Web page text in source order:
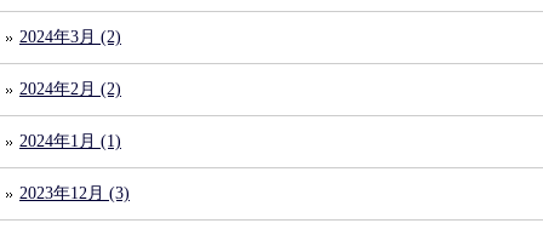
2024年3月 (2)
2024年2月 (2)
2024年1月 (1)
2023年12月 (3)